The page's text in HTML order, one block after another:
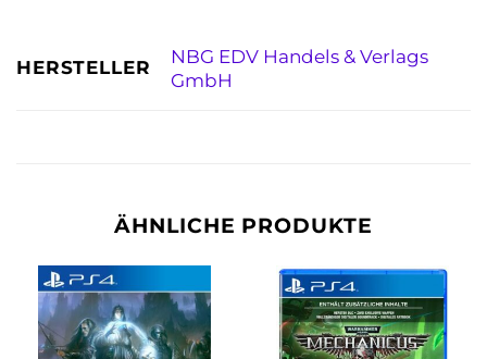
HERSTELLER
NBG EDV Handels & Verlags
GmbH
ÄHNLICHE PRODUKTE